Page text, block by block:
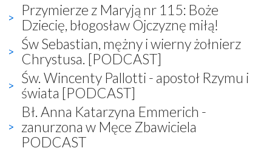
Przymierze z Maryją nr 115: Boże
Dziecię, błogosław Ojczyznę miłą!
Św Sebastian, mężny i wierny żołnierz
Chrystusa. [PODCAST]
Św. Wincenty Pallotti - apostoł Rzymu i
świata [PODCAST]
Bł. Anna Katarzyna Emmerich -
zanurzona w Męce Zbawiciela
PODCAST